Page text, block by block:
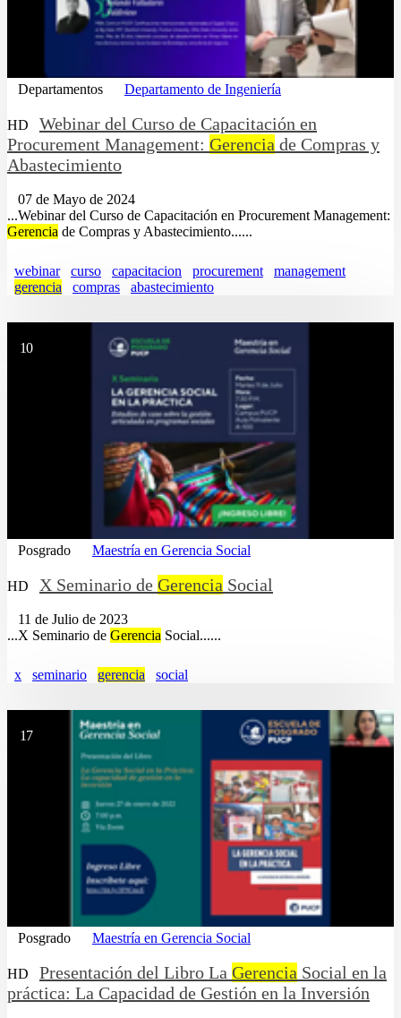
Departamentos Departamento de Ingeniería
HD
Webinar del Curso de Capacitación en
Procurement Management: Gerencia de Compras y
Abastecimiento
07 de Mayo de 2024
...Webinar del Curso de Capacitación en Procurement Management:
Gerencia de Compras y Abastecimiento......
webinar curso capacitacion procurement
management
gerencia
compras abastecimiento
10
Posgrado Maestría en Gerencia Social
HD X Seminario de Gerencia Social
11 de Julio de 2023
...X Seminario de Gerencia Social......
x seminario gerencia social
17
Posgrado Maestría en Gerencia Social
HD Presentación del Libro La Gerencia Social en la
práctica: La Capacidad de Gestión en la Inversión